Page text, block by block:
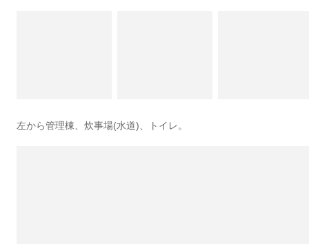
左から管理棟、炊事場(水道)、トイレ。